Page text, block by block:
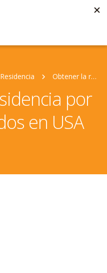
Residencia Obtener la residencia por los años vividos en USA
por
en USA